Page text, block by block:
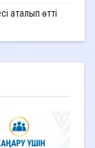
аталып өтті